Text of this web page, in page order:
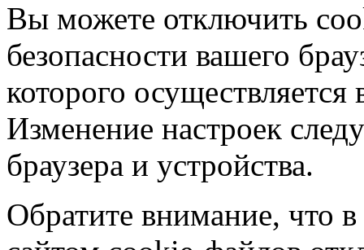
Вы можете отключить
безопасности вашего
которого
Изменение настроек
браузера и устройства.
Обратите внимание, что в